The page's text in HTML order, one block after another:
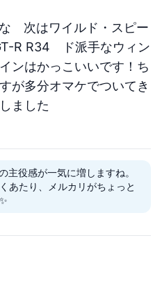
　次はワイルド・スピー
R R34　ド派手なウィン
ンはかっこいいです！ち
が多分オマケでついてき
ました
主役感が一気に増しますね。
あたり、メルカリがちょっと